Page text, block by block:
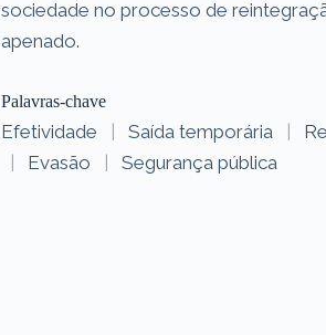
sociedade no processo de
apenado.
Palavras-chave
Efetividade | Saída temporária |
|
Evasão | Segurança pública